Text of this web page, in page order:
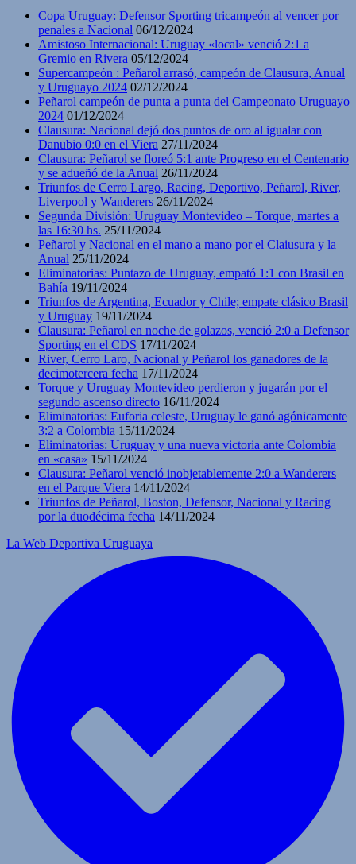
Copa Uruguay: Defensor Sporting tricampeón al vencer por
penales a Nacional 06/12/2024
Amistoso Internacional: Uruguay «local» venció 2:1 a
Gremio en Rivera 05/12/2024
Supercampeón : Peñarol arrasó, campeón de Clausura, Anual
y Uruguayo 2024 02/12/2024
Peñarol campeón de punta a punta del Campeonato Uruguayo
2024 01/12/2024
Clausura: Nacional dejó dos puntos de oro al igualar con
Danubio 0:0 en el Viera 27/11/2024
Clausura: Peñarol se floreó 5:1 ante Progreso en el Centenario
y se adueñó de la Anual 26/11/2024
Triunfos de Cerro Largo, Racing, Deportivo, Peñarol, River,
Liverpool y Wanderers 26/11/2024
Segunda División: Uruguay Montevideo – Torque, martes a
las 16:30 hs. 25/11/2024
Peñarol y Nacional en el mano a mano por el Claiusura y la
Anual 25/11/2024
Eliminatorias: Puntazo de Uruguay, empató 1:1 con Brasil en
Bahía 19/11/2024
Triunfos de Argentina, Ecuador y Chile; empate clásico Brasil
y Uruguay 19/11/2024
Clausura: Peñarol en noche de golazos, venció 2:0 a Defensor
Sporting en el CDS 17/11/2024
River, Cerro Laro, Nacional y Peñarol los ganadores de la
decimotercera fecha 17/11/2024
Torque y Uruguay Montevideo perdieron y jugarán por el
segundo ascenso directo 16/11/2024
Eliminatorias: Euforia celeste, Uruguay le ganó agónicamente
3:2 a Colombia 15/11/2024
Eliminatorias: Uruguay y una nueva victoria ante Colombia
en «casa» 15/11/2024
Clausura: Peñarol venció inobjetablemente 2:0 a Wanderers
en el Parque Viera 14/11/2024
Triunfos de Peñarol, Boston, Defensor, Nacional y Racing
por la duodécima fecha 14/11/2024
La Web Deportiva Uruguaya